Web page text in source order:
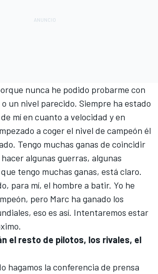
nunca he podido probarme con
un nivel parecido. Siempre ha estado
mí en cuanto a velocidad y en
a coger el nivel de campeón él
Tengo muchas ganas de coincidir
algunas guerras, algunas
tengo muchas ganas, está claro.
para mí, el hombre a batir. Yo he
pero Marc ha ganado los
eso es así. Intentaremos estar
el resto de pilotos, los rivales, el
hagamos la conferencia de prensa